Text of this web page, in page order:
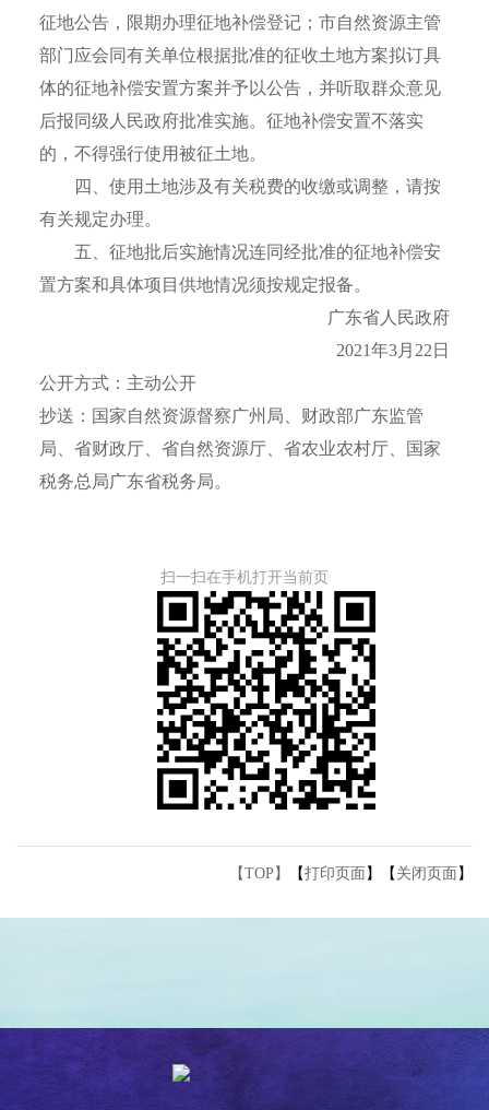
征地公告，限期办理征地补偿登记；市自然资源主管
部门应会同有关单位根据批准的征收土地方案拟订具
体的征地补偿安置方案并予以公告，并听取群众意见
后报同级人民政府批准实施。征地补偿安置不落实
的，不得强行使用被征土地。
四、使用土地涉及有关税费的收缴或调整，请按
有关规定办理。
五、征地批后实施情况连同经批准的征地补偿安
置方案和具体项目供地情况须按规定报备。
广东省人民政府
2021年3月22日
公开方式：主动公开
抄送：国家自然资源督察广州局、财政部广东监管
局、省财政厅、省自然资源厅、省农业农村厅、国家
税务总局广东省税务局。
扫一扫在手机打开当前页
【TOP】 【打印页面 】【 关闭页面 】